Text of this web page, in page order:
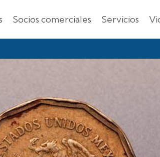
Socios comerciales Servicios